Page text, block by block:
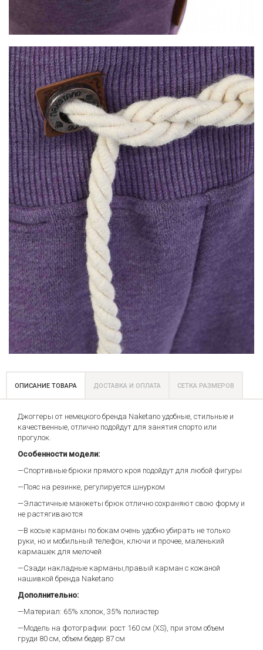
ОПИСАНИЕ ТОВАРА ДОСТАВКА И ОПЛАТА СЕТКА РАЗМЕРОВ
Джоггеры от немецкого бренда Naketano удобные, стильные и
качественные, отлично подойдут для занятия спорто или
прогулок.
Особенности модели:
—Спортивные брюки прямого кроя подойдут для любой фигуры
—Пояс на резинке, регулируется шнурком
—Эластичные манжеты брюк отлично сохраняют свою форму и
не растягиваются
—В косые карманы по бокам очень удобно убирать не только
руки, но и мобильный телефон, ключи и прочее, маленький
кармашек для мелочей
—Сзади накладные карманы,правый карман с кожаной
нашивкой бренда Naketano
Дополнительно:
—Материал: 65% хлопок, 35% полиэстер
—Модель на фотографии: рост 160 см (XS), при этом объем
груди 80 см, объем бедер 87 см